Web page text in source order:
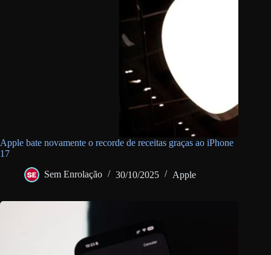
Apple bate novamente o recorde de receitas graças ao iPhone
17
Sem Enrolação 30/10/2025 Apple